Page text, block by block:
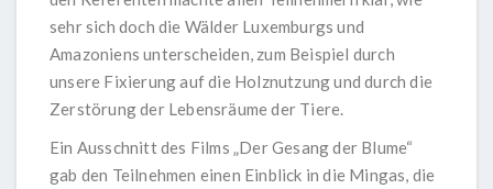
sehr sich doch die Wälder Luxemburgs und
Amazoniens unterscheiden, zum Beispiel durch
unsere Fixierung auf die Holznutzung und durch die
Zerstörung der Lebensräume der Tiere.
Ein Ausschnitt des Films „Der Gesang der Blume“
gab den Teilnehmen einen Einblick in die Mingas, die